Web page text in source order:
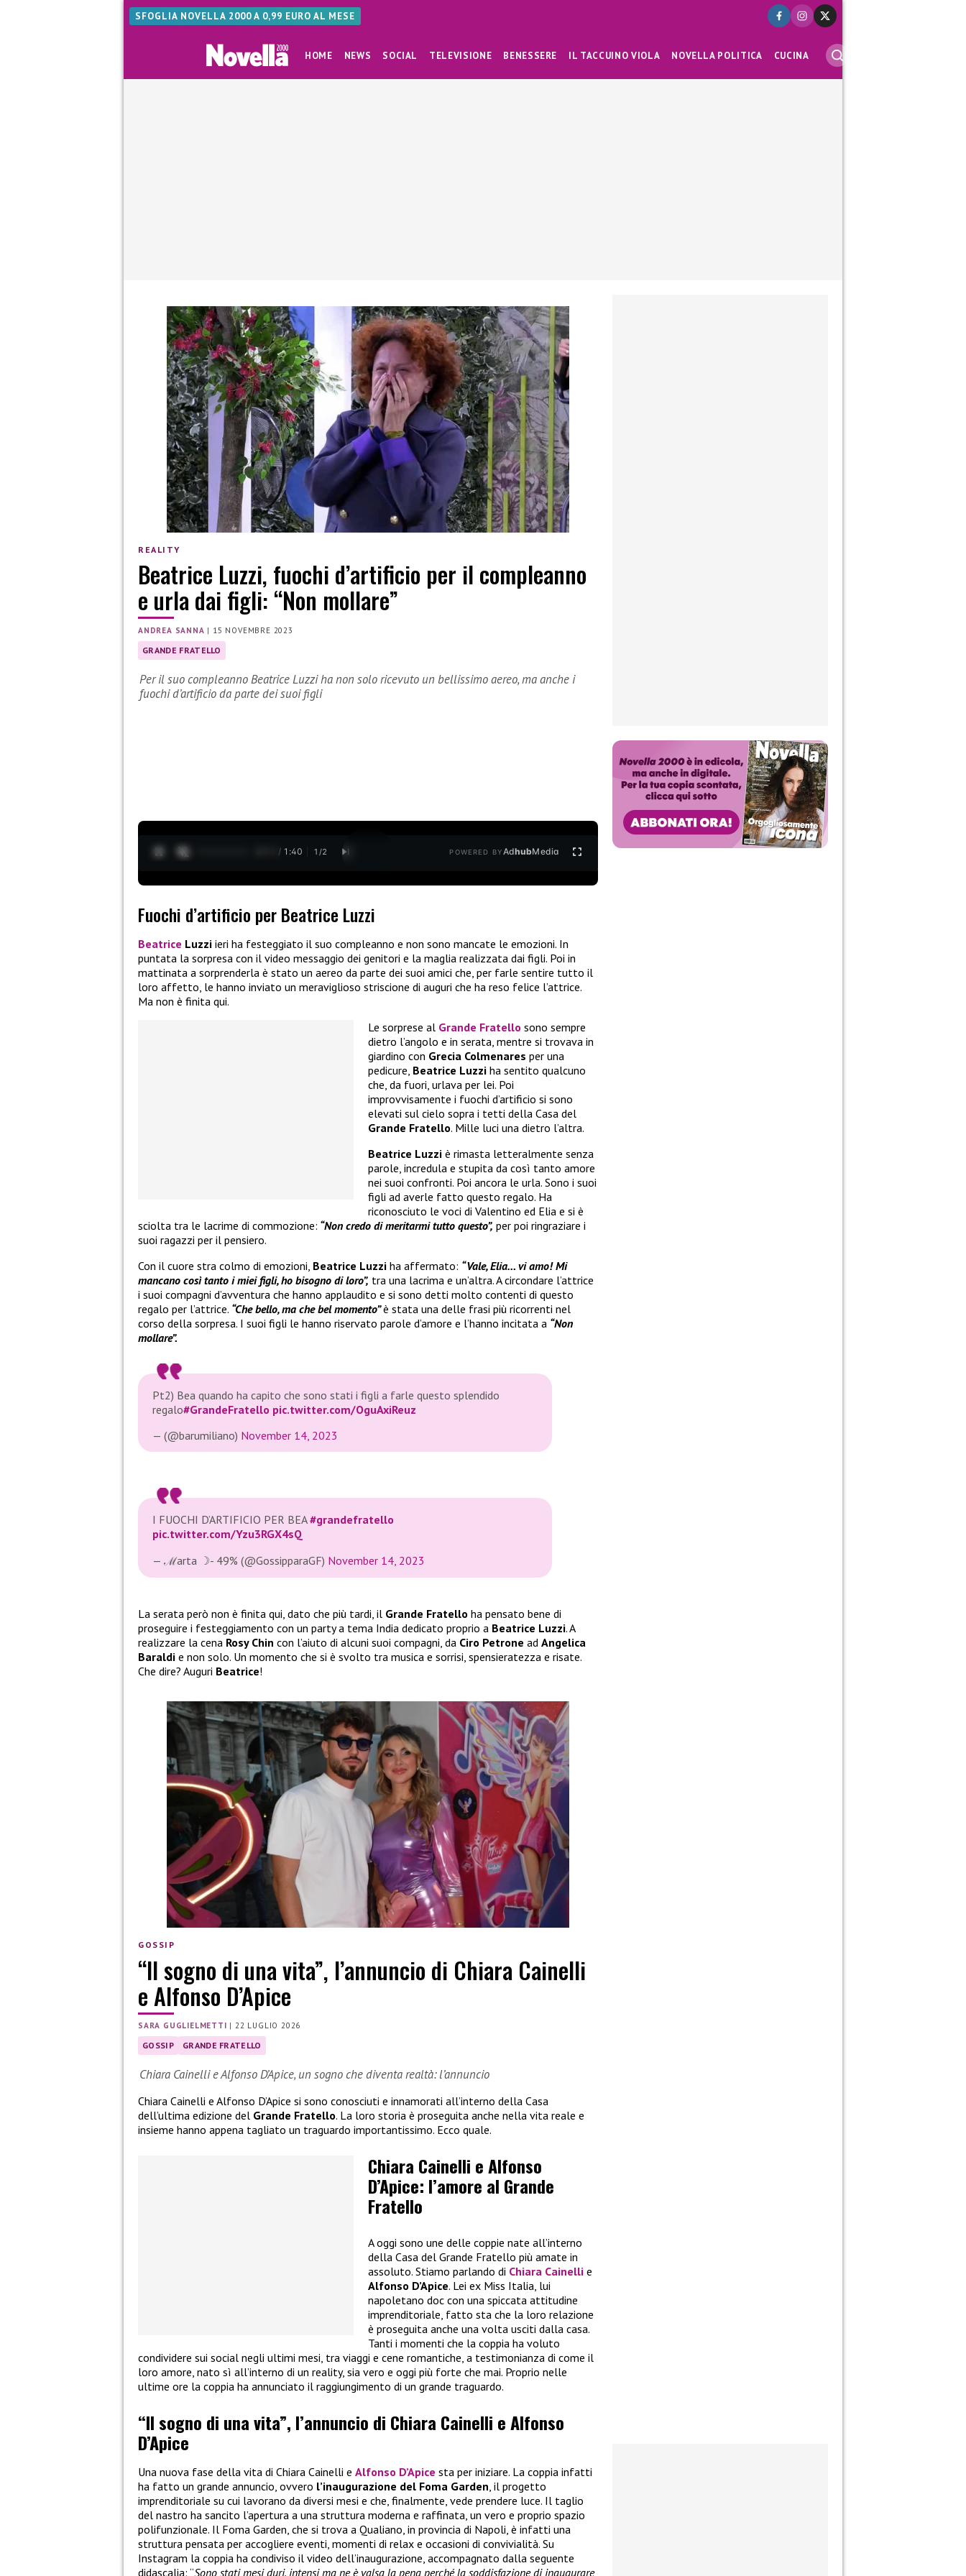
SFOGLIA NOVELLA 2000 A 0,99 EURO AL MESE
HOME NEWS SOCIAL TELEVISIONE BENESSERE IL TACCUINO VIOLA NOVELLA POLITICA CUCINA
REALITY
Beatrice Luzzi, fuochi d’artificio per il compleanno
e urla dai figli: “Non mollare”
ANDREA SANNA | 15 NOVEMBRE 2023
GRANDE FRATELLO
Per il suo compleanno Beatrice Luzzi ha non solo ricevuto un bellissimo aereo, ma anche i
fuochi d’artificio da parte dei suoi figli
0:12 / 1:40 1 /2 POWERED BYAdhubMedia
Fuochi d’artificio per Beatrice Luzzi
Beatrice Luzzi ieri ha festeggiato il suo compleanno e non sono mancate le emozioni. In
puntata la sorpresa con il video messaggio dei genitori e la maglia realizzata dai figli. Poi in
mattinata a sorprenderla è stato un aereo da parte dei suoi amici che, per farle sentire tutto il
loro affetto, le hanno inviato un meraviglioso striscione di auguri che ha reso felice l’attrice.
Ma non è finita qui.
Le sorprese al Grande Fratello sono sempre
dietro l’angolo e in serata, mentre si trovava in
giardino con Grecia Colmenares per una
pedicure, Beatrice Luzzi ha sentito qualcuno
che, da fuori, urlava per lei. Poi
improvvisamente i fuochi d’artificio si sono
elevati sul cielo sopra i tetti della Casa del
Grande Fratello. Mille luci una dietro l’altra.
Beatrice Luzzi è rimasta letteralmente senza
parole, incredula e stupita da così tanto amore
nei suoi confronti. Poi ancora le urla. Sono i suoi
figli ad averle fatto questo regalo. Ha
riconosciuto le voci di Valentino ed Elia e si è
sciolta tra le lacrime di commozione: “Non credo di meritarmi tutto questo”, per poi ringraziare i
suoi ragazzi per il pensiero.
Con il cuore stra colmo di emozioni, Beatrice Luzzi ha affermato: “Vale, Elia… vi amo! Mi
mancano così tanto i miei figli, ho bisogno di loro”, tra una lacrima e un’altra. A circondare l’attrice
i suoi compagni d’avventura che hanno applaudito e si sono detti molto contenti di questo
regalo per l’attrice. “Che bello, ma che bel momento”è stata una delle frasi più ricorrenti nel
corso della sorpresa. I suoi figli le hanno riservato parole d’amore e l’hanno incitata a “Non
mollare”.
Pt2) Bea quando ha capito che sono stati i figli a farle questo splendido
regalo#GrandeFratello pic.twitter.com/OguAxiReuz
— (@barumiliano) November 14, 2023
I FUOCHI D’ARTIFICIO PER BEA#grandefratello
pic.twitter.com/Yzu3RGX4sQ
— ℳarta ☽- 49% (@GossipparaGF) November 14, 2023
La serata però non è finita qui, dato che più tardi, il Grande Fratello ha pensato bene di
proseguire i festeggiamento con un party a tema India dedicato proprio a Beatrice Luzzi. A
realizzare la cena Rosy Chin con l’aiuto di alcuni suoi compagni, da Ciro Petrone ad Angelica
Baraldi e non solo. Un momento che si è svolto tra musica e sorrisi, spensieratezza e risate.
Che dire? Auguri Beatrice!
GOSSIP
“Il sogno di una vita”, l’annuncio di Chiara Cainelli
e Alfonso D’Apice
SARA GUGLIELMETTI |22 LUGLIO 2026
GOSSIP GRANDE FRATELLO
Chiara Cainelli e Alfonso D’Apice, un sogno che diventa realtà: l’annuncio
Chiara Cainelli e Alfonso D’Apice si sono conosciuti e innamorati all’interno della Casa
dell’ultima edizione del Grande Fratello. La loro storia è proseguita anche nella vita reale e
insieme hanno appena tagliato un traguardo importantissimo. Ecco quale.
Chiara Cainelli e Alfonso
D’Apice: l’amore al Grande
Fratello
A oggi sono une delle coppie nate all’interno
della Casa del Grande Fratello più amate in
assoluto. Stiamo parlando di Chiara Cainelli e
Alfonso D’Apice. Lei ex Miss Italia, lui
napoletano doc con una spiccata attitudine
imprenditoriale, fatto sta che la loro relazione
è proseguita anche una volta usciti dalla casa.
Tanti i momenti che la coppia ha voluto
condividere sui social negli ultimi mesi, tra viaggi e cene romantiche, a testimonianza di come il
loro amore, nato sì all’interno di un reality, sia vero e oggi più forte che mai. Proprio nelle
ultime ore la coppia ha annunciato il raggiungimento di un grande traguardo.
“Il sogno di una vita”, l’annuncio di Chiara Cainelli e Alfonso
D’Apice
Una nuova fase della vita di Chiara Cainelli e Alfonso D’Apice sta per iniziare. La coppia infatti
ha fatto un grande annuncio, ovvero l’inaugurazione del Foma Garden, il progetto
imprenditoriale su cui lavorano da diversi mesi e che, finalmente, vede prendere luce. Il taglio
del nastro ha sancito l’apertura a una struttura moderna e raffinata, un vero e proprio spazio
polifunzionale. Il Foma Garden, che si trova a Qualiano, in provincia di Napoli, è infatti una
struttura pensata per accogliere eventi, momenti di relax e occasioni di convivialità. Su
Instagram la coppia ha condiviso il video dell’inaugurazione, accompagnato dalla seguente
didascalia: “Sono stati mesi duri, intensi ma ne è valsa la pena perché la soddisfazione di inaugurare